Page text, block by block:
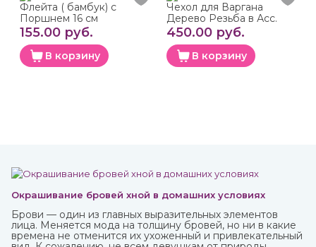
Флейта ( бамбук) с
Поршнем 16 см
155.00 руб.
В корзину
Чехол для Варгана
Дерево Резьба в Асс.
450.00 руб.
В корзину
Окрашивание бровей хной в домашних условиях
Брови — один из главных выразительных элементов
лица. Меняется мода на толщину бровей, но ни в какие
времена не отменится их ухоженный и привлекательный